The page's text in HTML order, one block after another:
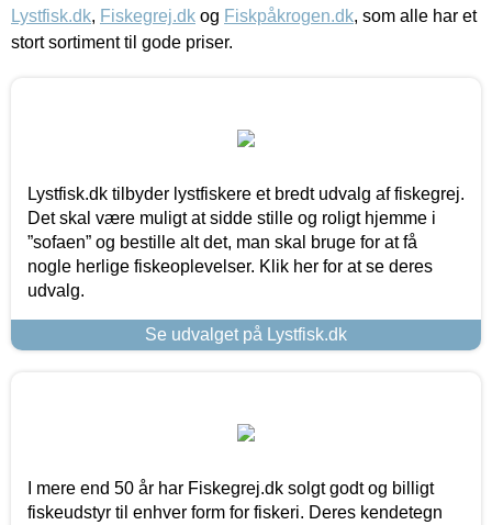
Lystfisk.dk, Fiskegrej.dk og Fiskpåkrogen.dk, som alle har et
stort sortiment til gode priser.
Lystfisk.dk tilbyder lystfiskere et bredt udvalg af fiskegrej.
Det skal være muligt at sidde stille og roligt hjemme i
”sofaen” og bestille alt det, man skal bruge for at få
nogle herlige fiskeoplevelser. Klik her for at se deres
udvalg.
Se udvalget på Lystfisk.dk
I mere end 50 år har Fiskegrej.dk solgt godt og billigt
fiskeudstyr til enhver form for fiskeri. Deres kendetegn